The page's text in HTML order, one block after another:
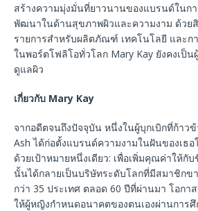
สร้างความมุ่งมั่นที่ยาวนานของแบรนด์ในก
พัฒนาในด้านสุขภาพผิวและความงาม ด้วย
รายการสำหรับผลิตภัณฑ์ เทคโนโลยี และ
ในพอร์ตโฟลิโอทั่วโลก Mary Kay ยังคงเป็
ดูแลผิว
เกี่ยวกับ Mary Kay
จากอดีตจนถึงปัจจุบัน หนึ่งในผู้บุกเบิกที่ก้าว
Ash ได้ก่อตั้งแบรนด์ความงามในฝันของเธ
ด้วยเป้าหมายหนึ่งเดียว: เพื่อเพิ่มคุณค่าให้กั
นั้นได้กลายเป็นบริษัทระดับโลกที่มีสมาชิกข
กว่า 35 ประเทศ ตลอด 60 ปีที่ผ่านมา โอกา
ให้ผู้หญิงกำหนดอนาคตของตนเองผ่านการ